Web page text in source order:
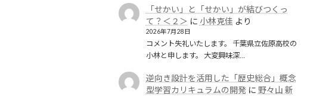
「せかい」と「せかい」が結びつくっ
て？＜２＞ に 小林克佳 より
2026年7月28日
コメント失礼いたします。 千葉県立佐原高校の
小林と申します。 大変興味深…
逆向き設計を活用した「歴史総合」概念
型学習カリキュラムの開発に 野々山 新